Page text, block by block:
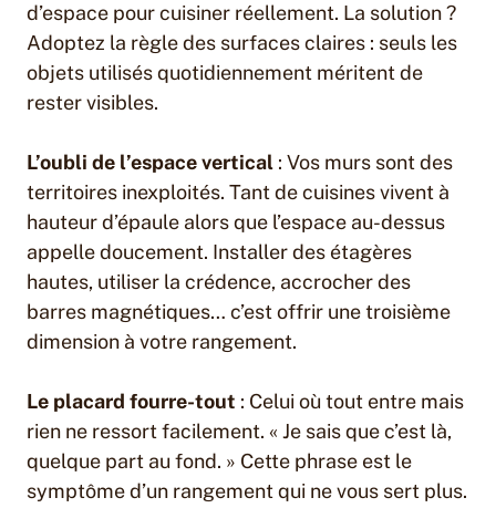
d’espace pour cuisiner réellement. La solution ?
Adoptez la règle des surfaces claires : seuls les
objets utilisés quotidiennement méritent de
rester visibles.
L’oubli de l’espace vertical : Vos murs sont des
territoires inexploités. Tant de cuisines vivent à
hauteur d’épaule alors que l’espace au-dessus
appelle doucement. Installer des étagères
hautes, utiliser la crédence, accrocher des
barres magnétiques… c’est offrir une troisième
dimension à votre rangement.
Le placard fourre-tout : Celui où tout entre mais
rien ne ressort facilement. « Je sais que c’est là,
quelque part au fond. » Cette phrase est le
symptôme d’un rangement qui ne vous sert plus.